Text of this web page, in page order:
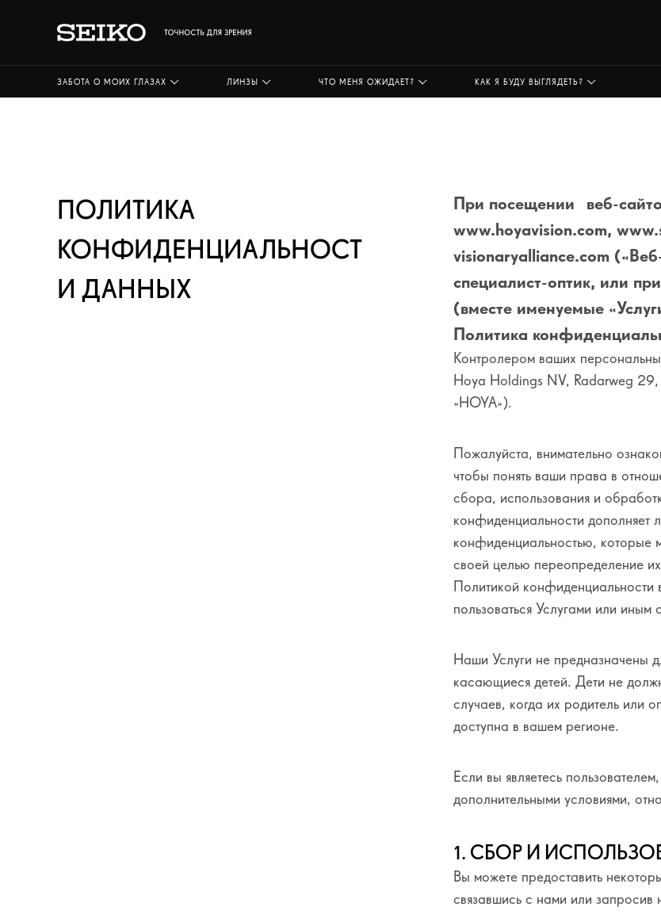
ЗАБОТА О МОИХ ГЛАЗАХ ЛИНЗЫ ЧТО МЕНЯ ОЖИДАЕТ? КАК Я БУДУ ВЫГЛЯДЕТЬ?
ПОЛИТИКА
КОНФИДЕНЦИАЛЬНОСТ
И ДАННЫХ
При посещении
веб-
www.hoyavision.com,
visionaryalliance.com
специалист-оптик, или
(вместе именуемые
Политика
Контролером ваших
Hoya Holdings NV, Radarweg
«HOYA»).
Пожалуйста, внимательно
чтобы понять ваши права в
сбора, использования и
конфиденциальности дополняет
конфиденциальностью, которые
своей целью переопределение
Политикой
пользоваться Услугами или
Наши Услуги не предназначены
касающиеся детей. Дети не
случаев, когда их родитель или
доступна в вашем регионе.
Если вы являетесь
дополнительными условиями,
1. СБОР И
Вы можете предоставить
связавшись с нами или запросив